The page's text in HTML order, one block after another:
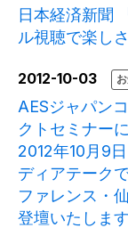
日本経済新聞
ル視聴で楽しさ
2012-10-03
AESジャパン
クトセミナー
2012年10月9
ディアテーク
ファレンス・
登壇いたしま